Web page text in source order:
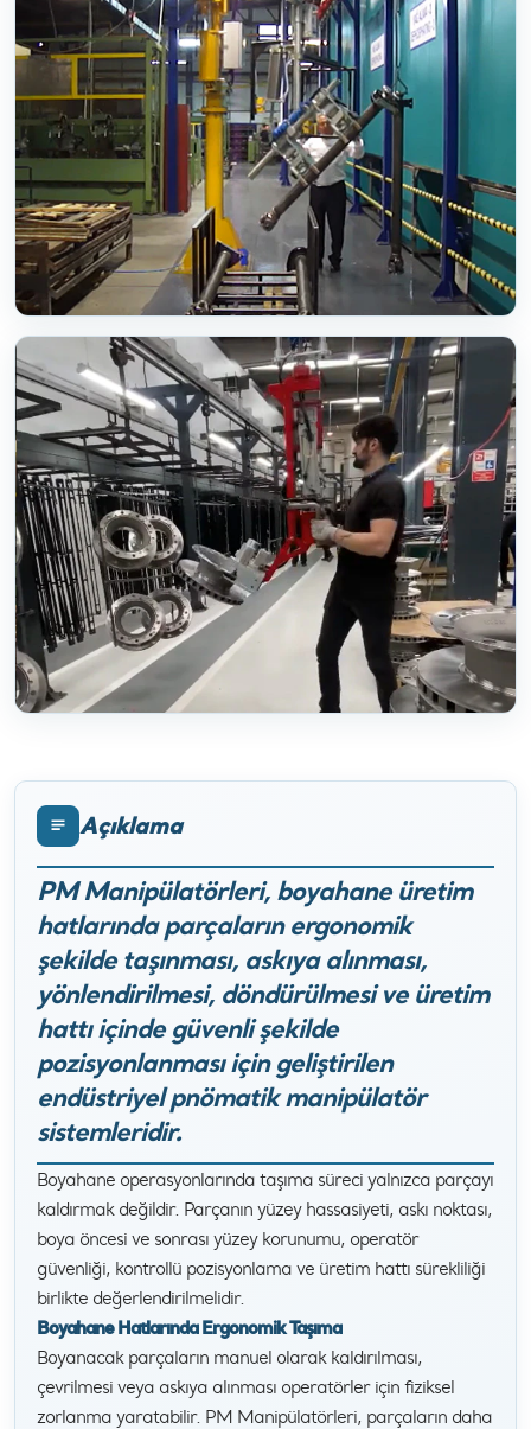
Açıklama
PM Manipülatörleri, boyahane üretim
hatlarında parçaların ergonomik
şekilde taşınması, askıya alınması,
yönlendirilmesi, döndürülmesi ve üretim
hattı içinde güvenli şekilde
pozisyonlanması için geliştirilen
endüstriyel pnömatik manipülatör
sistemleridir.
Boyahane operasyonlarında taşıma süreci yalnızca parçayı
kaldırmak değildir. Parçanın yüzey hassasiyeti, askı noktası,
boya öncesi ve sonrası yüzey korunumu, operatör
güvenliği, kontrollü pozisyonlama ve üretim hattı sürekliliği
birlikte değerlendirilmelidir.
Boyahane Hatlarında Ergonomik Taşıma
Boyanacak parçaların manuel olarak kaldırılması,
çevrilmesi veya askıya alınması operatörler için fiziksel
zorlanma yaratabilir. PM Manipülatörleri, parçaların daha